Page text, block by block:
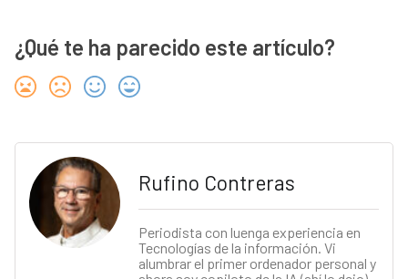
¿Qué te ha parecido este artículo?
Rufino Contreras
Periodista con luenga experiencia en
Tecnologías de la información. Vi
alumbrar el primer ordenador personal y